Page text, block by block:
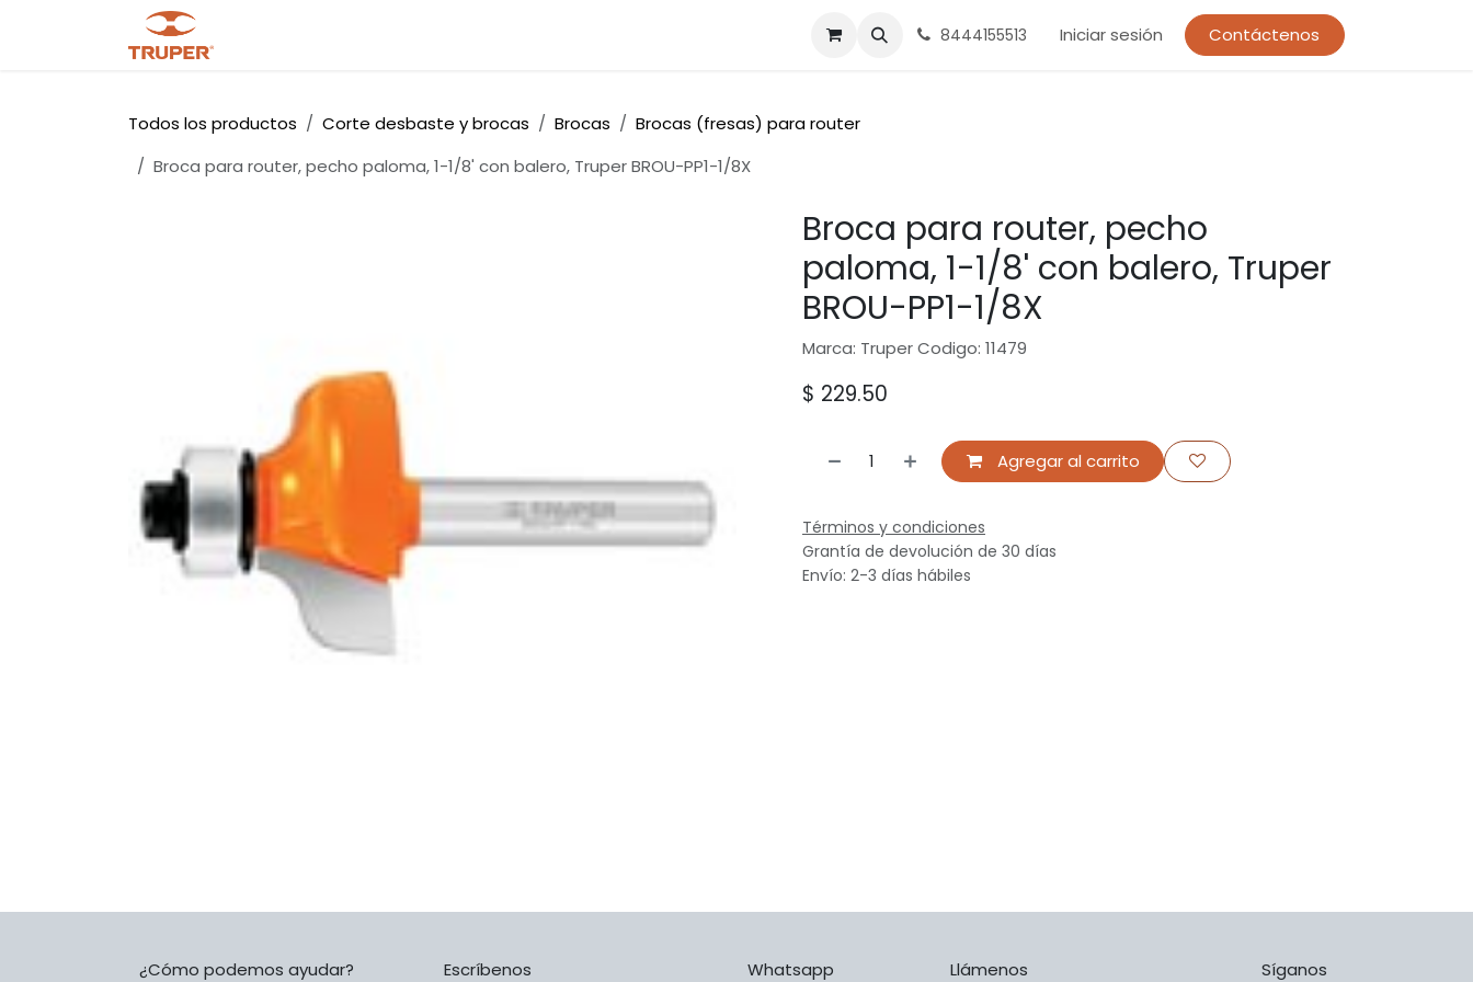
8444155513 Iniciar sesión Contáctenos
Todos los productos Corte desbaste y brocas Brocas
Brocas (fresas) para router
Broca para router, pecho paloma, 1-1/8' con balero, Truper BROU-PP1-1/8X
Broca para router, pecho
paloma, 1-1/8' con balero, Truper
BROU-PP1-1/8X
Marca: Truper Codigo: 11479
$ 229.50
Agregar al carrito
Términos y condiciones
Grantía de devolución de 30 días
Envío: 2-3 días hábiles
Síganos
¿Cómo podemos ayudar? Llámenos
Escríbenos Whatsapp